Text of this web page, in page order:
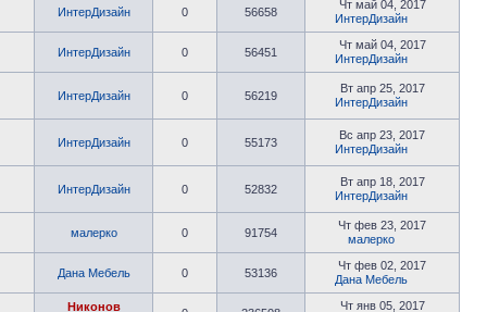
ИнтерДизайн 0 56658
Чт май 04, 2017
ИнтерДизайн
ИнтерДизайн 0 56451
Чт май 04, 2017
ИнтерДизайн
ИнтерДизайн 0 56219
Вт апр 25, 2017
ИнтерДизайн
ИнтерДизайн 0 55173
Вс апр 23, 2017
ИнтерДизайн
ИнтерДизайн 0 52832
Вт апр 18, 2017
ИнтерДизайн
малерко 0 91754
Чт фев 23, 2017
малерко
Дана Мебель 0 53136
Чт фев 02, 2017
Дана Мебель
Никонов Чт янв 05, 2017